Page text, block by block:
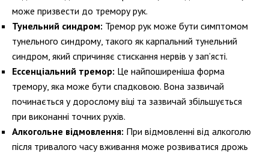
може призвести до тремору рук.
Тунельний синдром: Тремор рук може бути симптомом
тунельного синдрому, такого як карпальний тунельний
синдром, який спричиняє стискання нервів у зап’ясті.
Ессенціальний тремор: Це найпоширеніша форма
тремору, яка може бути спадковою. Вона зазвичай
починається у дорослому віці та зазвичай збільшується
при виконанні точних рухів.
Алкогольне відмовлення: При відмовленні від алкоголю
після тривалого часу вживання може розвиватися дрожь